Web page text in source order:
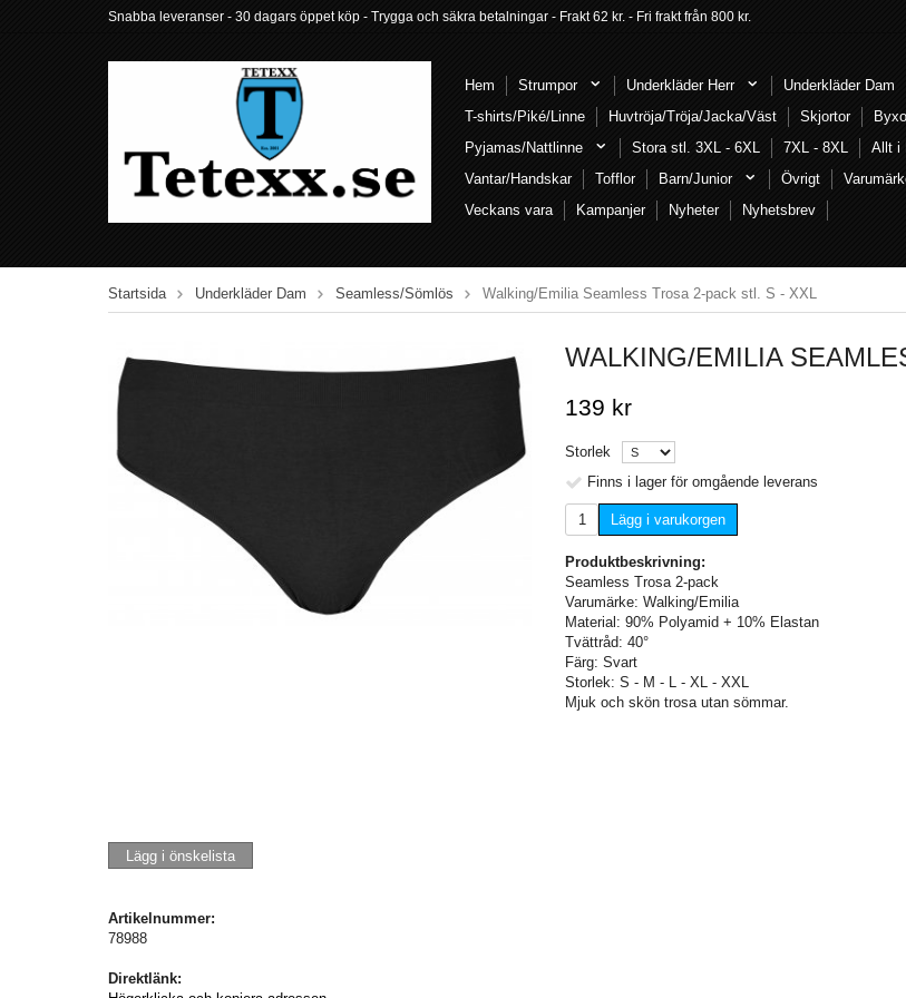
Snabba leveranser - 30 dagars öppet köp - Trygga och säkra betalningar - Frakt 62 kr. - Fri frakt från 800 kr.
Hem Strumpor Underkläder Herr
Underkläder Dam
T-shirts/Piké/Linne
Huvtröja/Tröja/Jacka/Väst Skjortor
Pyjamas/Nattlinne
Stora stl. 3XL - 6XL 7XL - 8XL
Allt i
Vantar/Handskar
Tofflor Barn/Junior Övrigt
Veckans vara
Kampanjer Nyheter Nyhetsbrev
Startsida Underkläder Dam Seamless/Sömlös Walking/Emilia Seamless Trosa 2-pack stl. S - XXL
WALKING/EMILIA
139 kr
Storlek
Finns i lager för omgående leverans
Lägg i varukorgen
Produktbeskrivning:
Seamless Trosa 2-pack
Varumärke: Walking/Emilia
Material: 90% Polyamid + 10% Elastan
Tvättråd: 40°
Färg: Svart
Storlek: S - M - L - XL - XXL
Mjuk och skön trosa utan sömmar.
Lägg i önskelista
Artikelnummer:
78988
Direktlänk: